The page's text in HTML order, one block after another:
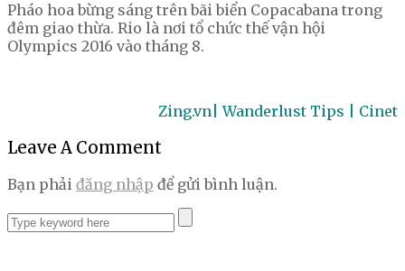
Pháo hoa bừng sáng trên bãi biển Copacabana trong
đêm giao thừa. Rio là nơi tổ chức thế vận hội
Olympics 2016 vào tháng 8.
Zing.vn| Wanderlust Tips | Cinet
Leave A Comment
Bạn phải đăng nhập để gửi bình luận.